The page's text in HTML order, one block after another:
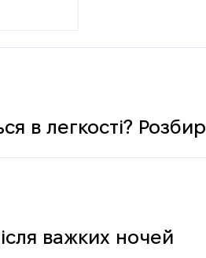
в легкості?
важких ночей